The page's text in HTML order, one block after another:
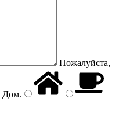
Пожалуйста,
Дом.